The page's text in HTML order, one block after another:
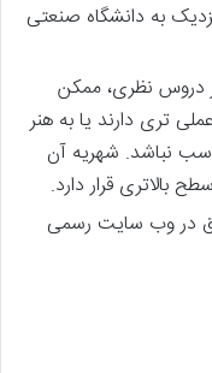
به دانشگاه صنعتی
بر دروس نظری، ممکن
تری دارند یا به هنر
نباشد. شهریه آن
بالاتری قرار دارد.
در وب سایت رسمی